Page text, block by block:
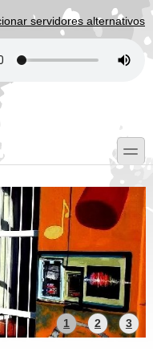
servidores alternativos
toggle
1 2 3